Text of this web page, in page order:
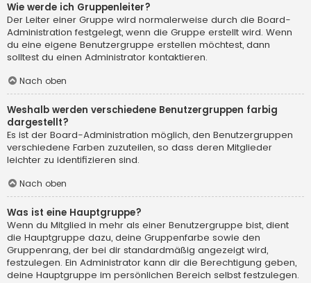
Wie werde ich Gruppenleiter?
Der Leiter einer Gruppe wird normalerweise durch die Board-
Administration festgelegt, wenn die Gruppe erstellt wird. Wenn
du eine eigene Benutzergruppe erstellen möchtest, dann
solltest du einen Administrator kontaktieren.
Nach oben
Weshalb werden verschiedene Benutzergruppen farbig
dargestellt?
Es ist der Board-Administration möglich, den Benutzergruppen
verschiedene Farben zuzuteilen, so dass deren Mitglieder
leichter zu identifizieren sind.
Nach oben
Was ist eine Hauptgruppe?
Wenn du Mitglied in mehr als einer Benutzergruppe bist, dient
die Hauptgruppe dazu, deine Gruppenfarbe sowie den
Gruppenrang, der bei dir standardmäßig angezeigt wird,
festzulegen. Ein Administrator kann dir die Berechtigung geben,
deine Hauptgruppe im persönlichen Bereich selbst festzulegen.